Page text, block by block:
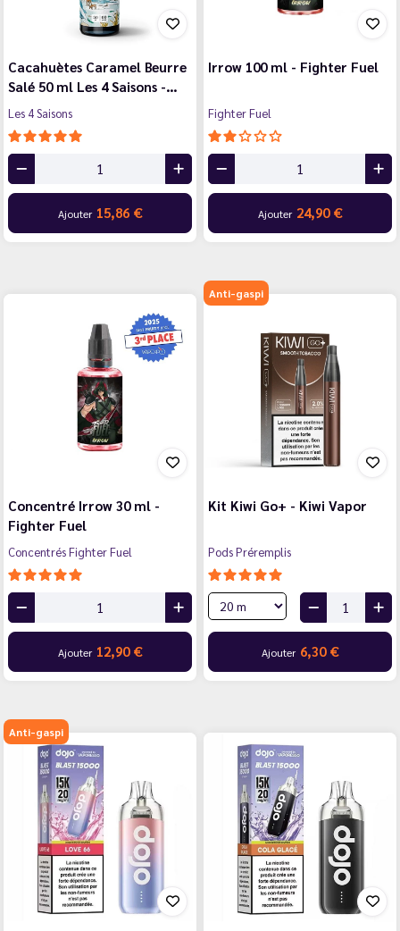
Cacahuètes Caramel Beurre
Salé 50 ml Les 4 Saisons -…
Les 4 Saisons
Ajouter 15,86 €
Irrow 100 ml - Fighter Fuel
Fighter Fuel
Ajouter 24,90 €
Concentré Irrow 30 ml -
Fighter Fuel
Concentrés Fighter Fuel
Ajouter 12,90 €
Anti-gaspi
Kit Kiwi Go+ - Kiwi Vapor
Pods Préremplis
Ajouter 6,30 €
Anti-gaspi